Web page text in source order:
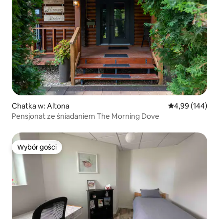
Chatka w: Altona Średnia
4,99 (144)
Pensjonat ze śniadaniem The Morning Dove
Wybór gości
Wybór gości